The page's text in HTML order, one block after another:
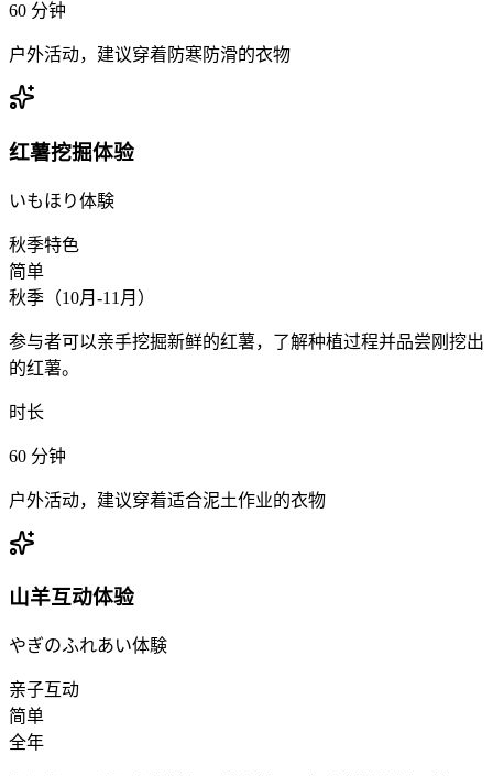
60 分钟
户外活动，建议穿着防寒防滑的衣物
红薯挖掘体验
いもほり体験
秋季特色
简单
秋季（10月-11月）
参与者可以亲手挖掘新鲜的红薯，了解种植过程并品尝刚挖出
的红薯。
时长
60 分钟
户外活动，建议穿着适合泥土作业的衣物
山羊互动体验
やぎのふれあい体験
亲子互动
简单
全年